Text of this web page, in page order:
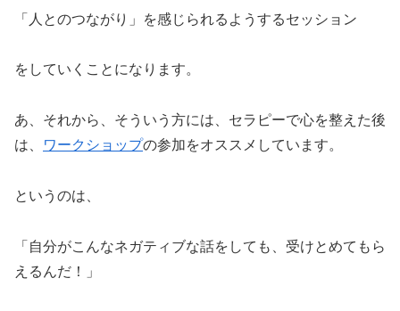
「人とのつながり」を感じられるようするセッション
をしていくことになります。
あ、それから、そういう方には、セラピーで心を整えた後
は、
ワークショップの参加をオススメしています。
というのは、
「自分がこんなネガティブな話をしても、受けとめてもら
えるんだ！」